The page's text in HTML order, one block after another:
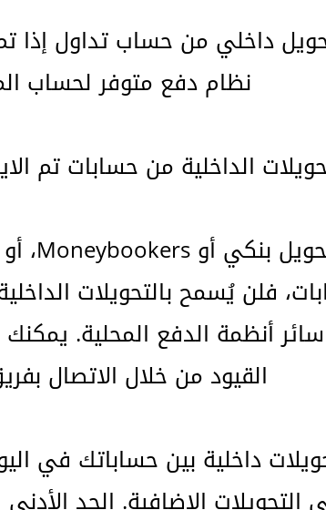
داخلي من حساب تداول إذا
نظام دفع متوفر لحساب
فلن يُسمح بالتحويلات
أنظمة الدفع المحلية.
القيود من خلال الاتصال
إجراء 10 تحويلات داخلية بين